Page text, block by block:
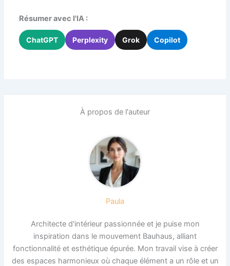
Résumer avec l'IA :
ChatGPT Perplexity Grok Copilot
À propos de l'auteur
Paula
Architecte d'intérieur passionnée et je puise mon
inspiration dans le mouvement Bauhaus, alliant
fonctionnalité et esthétique épurée. Mon travail vise à créer
des espaces harmonieux où chaque élément a un rôle et un